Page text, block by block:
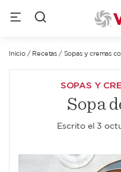
Inicio/ Recetas / Sopas y cremas
SOPAS Y
Sopa
Escrito el 3